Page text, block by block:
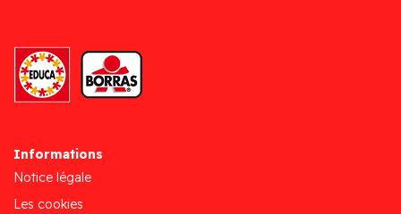
Informations
Notice légale
Les cookies